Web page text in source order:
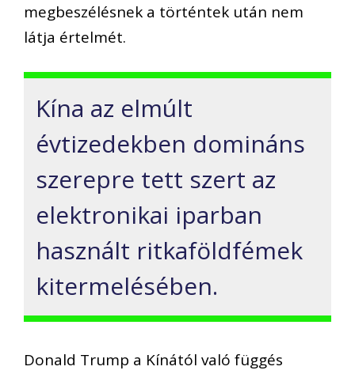
megbeszélésnek a történtek után nem
látja értelmét.
Kína az elmúlt
évtizedekben domináns
szerepre tett szert az
elektronikai iparban
használt ritkaföldfémek
kitermelésében.
Donald Trump a Kínától való függés